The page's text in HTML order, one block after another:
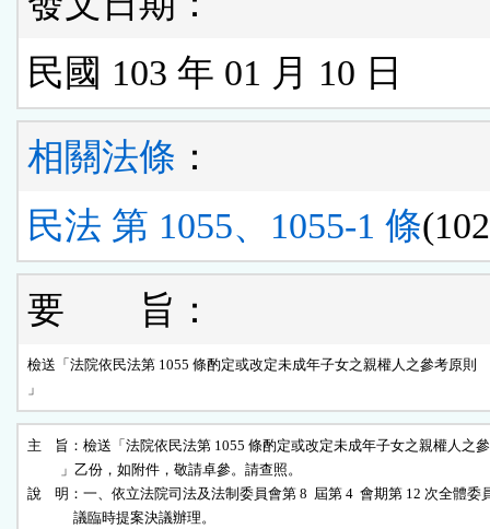
民國 103 年 01 月 10 日
相關法條 ：
民法 第 1055、1055-1 條
要 旨：
檢送「法院依民法第 1055 條酌定或改定未成年子女之親權人之參考原則
」
主    旨：檢送「法院依民法第 1055 條酌定或改定未成年子女之親權人之
          」乙份，如附件，敬請卓參。請查照。
說    明：一、依立法院司法及法制委員會第 8  屆第 4  會期第 12 次全體委
              議臨時提案決議辦理。